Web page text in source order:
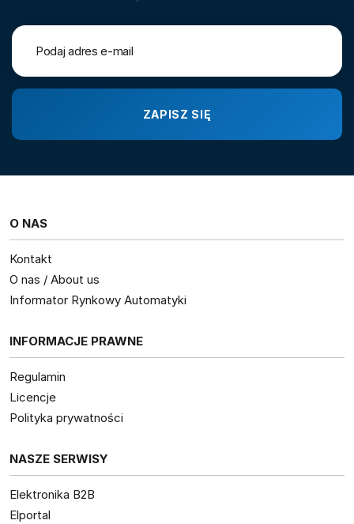
O NAS
Kontakt
O nas / About us
Informator Rynkowy Automatyki
INFORMACJE PRAWNE
Regulamin
Licencje
Polityka prywatności
NASZE SERWISY
Elektronika B2B
Elportal